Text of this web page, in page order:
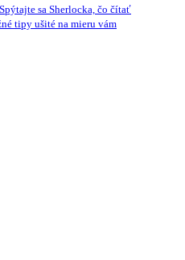
Spýtajte sa Sherlocka, čo čítať
tipy ušité na mieru vám